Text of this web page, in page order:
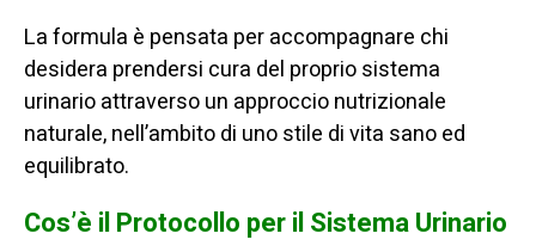
La formula è pensata per accompagnare chi
desidera prendersi cura del proprio sistema
urinario attraverso un approccio nutrizionale
naturale, nell’ambito di uno stile di vita sano ed
equilibrato.
Cos’è il Protocollo per il Sistema Urinario